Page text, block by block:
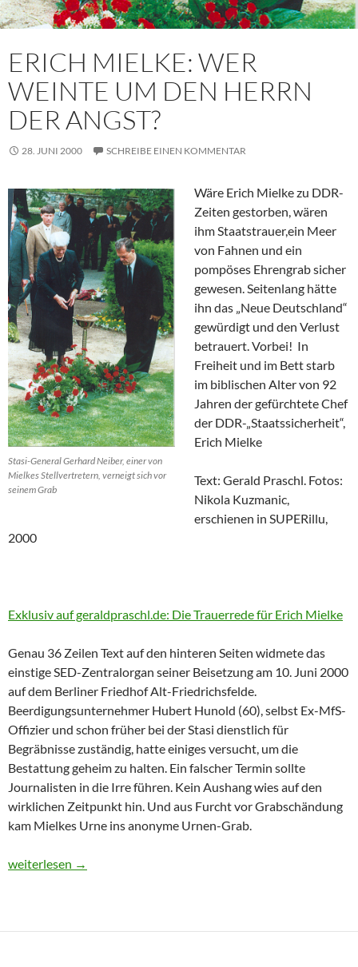
ERICH MIELKE: WER
WEINTE UM DEN HERRN
DER ANGST?
28. JUNI 2000 SCHREIBE EINEN KOMMENTAR
Stasi-General Gerhard Neiber, einer von
Mielkes Stellvertretern, verneigt sich vor
seinem Grab
Wäre Erich Mielke zu DDR-
Zeiten gestorben, wären
ihm Staatstrauer,ein Meer
von Fahnen und ein
pompöses Ehrengrab sicher
gewesen. Seitenlang hätte
ihn das „Neue Deutschland“
gewürdigt und den Verlust
betrauert. Vorbei! In
Freiheit und im Bett starb
im biblischen Alter von 92
Jahren der gefürchtete Chef
der DDR-„Staatssicherheit“,
Erich Mielke
Text: Gerald Praschl. Fotos:
Nikola Kuzmanic,
erschienen in SUPERillu,
2000
Exklusiv auf geraldpraschl.de: Die Trauerrede für Erich Mielke
Genau 36 Zeilen Text auf den hinteren Seiten widmete das
einstige SED-Zentralorgan seiner Beisetzung am 10. Juni 2000
auf dem Berliner Friedhof Alt-Friedrichsfelde.
Beerdigungsunternehmer Hubert Hunold (60), selbst Ex-MfS-
Offizier und schon früher bei der Stasi dienstlich für
Begräbnisse zuständig, hatte einiges versucht, um die
Bestattung geheim zu halten. Ein falscher Termin sollte
Journalisten in die Irre führen. Kein Aushang wies auf den
wirklichen Zeitpunkt hin. Und aus Furcht vor Grabschändung
kam Mielkes Urne ins anonyme Urnen-Grab.
Erich Mielke: Wer weinte um den Herrn der Angst?
weiterlesen →